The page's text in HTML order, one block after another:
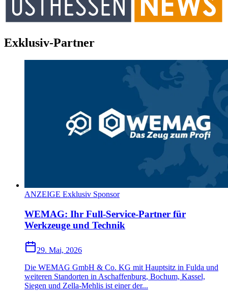
Exklusiv-Partner
ANZEIGE Exklusiv Sponsor
WEMAG: Ihr Full-Service-Partner für
Werkzeuge und Technik
29. Mai, 2026
Die WEMAG GmbH & Co. KG mit Hauptsitz in Fulda und
weiteren Standorten in Aschaffenburg, Bochum, Kassel,
Siegen und Zella-Mehlis ist einer der...